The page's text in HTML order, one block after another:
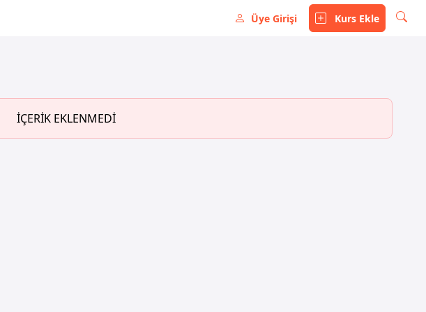
Üye Girişi Kurs Ekle
İÇERİK EKLENMEDİ